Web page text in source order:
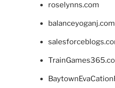
roselynns.com
balanceyoganj.com